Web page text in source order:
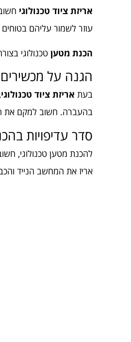
אריזת ציוד טכנולוגי
עוזר לשמור עליהם
הכנת מטעןטכנולוגי
הגנה על
בעת אריזת ציוד טכנולוגי
בהעברה. חשוב למקם את
סדר עדיפויות
להכנת מטען טכנולוגי,
אריז את המחשב הנייד